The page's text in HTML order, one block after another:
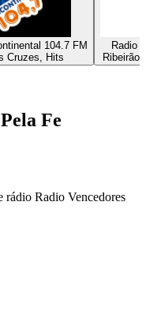
104.7 FM
Cruzes, Hits
Radio
Ribeirão
Fe
rádio Radio Vencedores